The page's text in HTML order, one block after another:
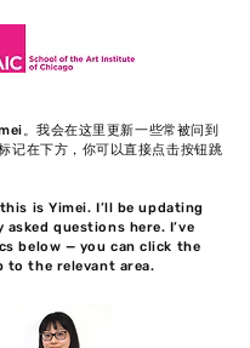
。我会在这里更新一些常被问到
记在下方，你可以直接点击按钮跳
is Yimei. I’ll be updating
questions here. I’ve
below — you can click the
to the relevant area.